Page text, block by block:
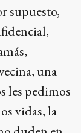
supuesto,
una
les pedimos
vidas, la